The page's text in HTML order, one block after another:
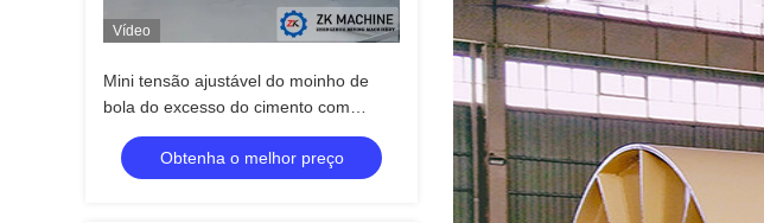
Vídeo
Mini tensão ajustável do moinho de
bola do excesso do cimento com
certificação do CE do ISO
Obtenha o melhor preço